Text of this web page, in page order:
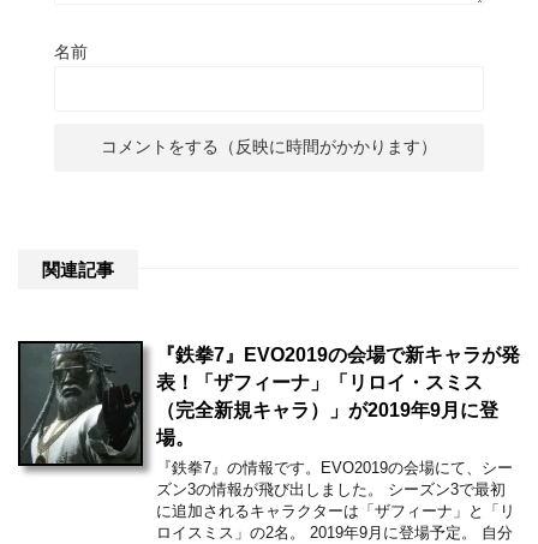
名前
関連記事
『鉄拳7』EVO2019の会場で新キャラが発
表！「ザフィーナ」「リロイ・スミス
（完全新規キャラ）」が2019年9月に登
場。
『鉄拳7』の情報です。EVO2019の会場にて、シー
ズン3の情報が飛び出しました。 シーズン3で最初
に追加されるキャラクターは「ザフィーナ」と「リ
ロイスミス」の2名。 2019年9月に登場予定。 自分